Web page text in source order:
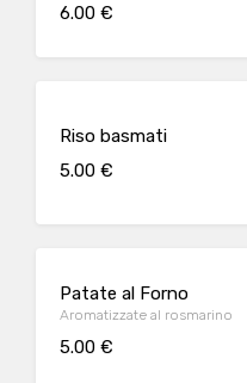
6.00 €
Riso basmati
5.00 €
Patate al Forno
Aromatizzate al rosmarino
5.00 €